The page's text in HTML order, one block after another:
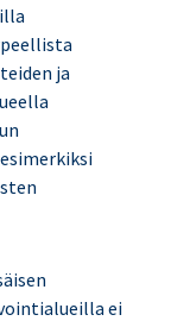
ja
ei